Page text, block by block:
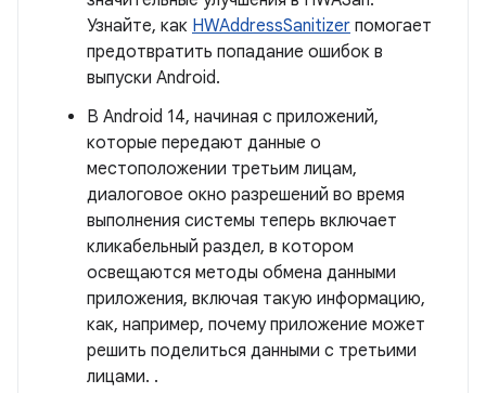
Узнайте, как HWAddressSanitizer помогает
предотвратить попадание ошибок в
выпуски Android.
В Android 14, начиная с приложений,
которые передают данные о
местоположении третьим лицам,
диалоговое окно разрешений во время
выполнения системы теперь включает
кликабельный раздел, в котором
освещаются методы обмена данными
приложения, включая такую ​​информацию,
как, например, почему приложение может
решить поделиться данными с третьими
лицами. .